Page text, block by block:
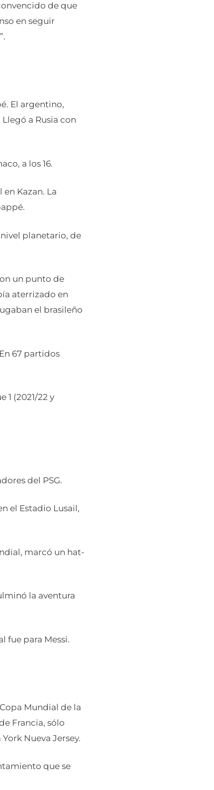
de que
en seguir
El argentino,
a Rusia con
a los 16.
Kazan. La
planetario, de
un punto de
aterrizado en
el brasileño
67 partidos
1 (2021/22 y
del PSG.
el Estadio Lusail,
marcó un hat-
la aventura
fue para Messi.
Mundial de la
Francia, sólo
Nueva Jersey.
que se